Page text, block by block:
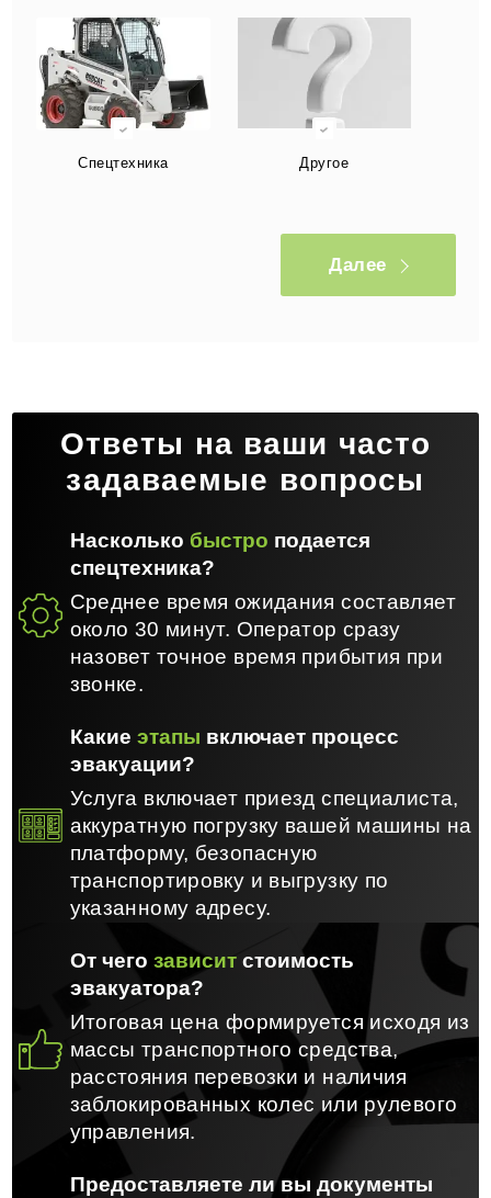
Спецтехника Другое
Далее
Ответы на ваши часто
задаваемые вопросы
Насколько быстро подается
спецтехника?
Среднее время ожидания составляет
около 30 минут. Оператор сразу
назовет точное время прибытия при
звонке.
Какие этапы включает процесс
эвакуации?
Услуга включает приезд специалиста,
аккуратную погрузку вашей машины на
платформу, безопасную
транспортировку и выгрузку по
указанному адресу.
От чего зависитстоимость
эвакуатора?
Итоговая цена формируется исходя из
массы транспортного средства,
расстояния перевозки и наличия
заблокированных колес или рулевого
управления.
Предоставляете ли вы документы